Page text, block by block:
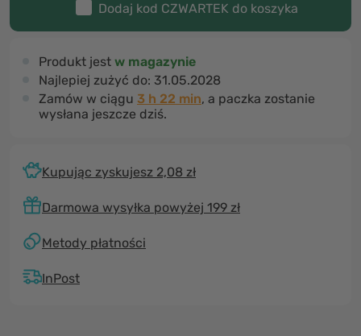
Dodaj kod CZWARTEK do koszyka
Produkt jest w magazynie
Najlepiej zużyć do: 31.05.2028
Zamów w ciągu 3 h 22 min, a paczka zostanie
wysłana jeszcze dziś.
Kupując zyskujesz 2,08 zł
Darmowa wysyłka powyżej 199 zł
Metody płatności
InPost